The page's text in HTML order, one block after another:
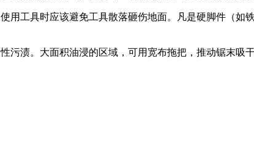
用工具时应该避免工具散落砸伤地面。凡是硬脚件（如
渍。大面积油浸的区域，可用宽布拖把，推动锯末吸干